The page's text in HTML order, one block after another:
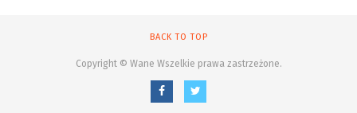
BACK TO TOP
Copyright © Wane Wszelkie prawa zastrzeżone.